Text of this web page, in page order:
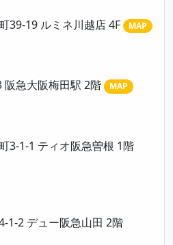
39-19 ルミネ川越店 4F
MAP
阪急大阪梅田駅 2階
MAP
3-1-1 ティオ阪急曽根 1階
1-2 デュー阪急山田 2階